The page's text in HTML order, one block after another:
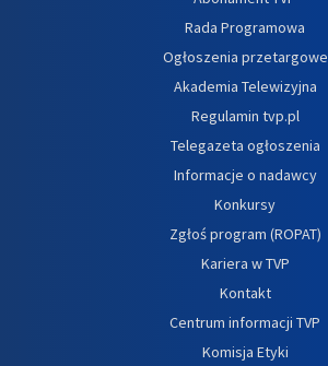
Rada Programowa
Ogłoszenia przetargowe
Akademia Telewizyjna
Regulamin tvp.pl
Telegazeta ogłoszenia
Informacje o nadawcy
Konkursy
Zgłoś program (ROPAT)
Kariera w TVP
Kontakt
Centrum informacji TVP
Komisja Etyki